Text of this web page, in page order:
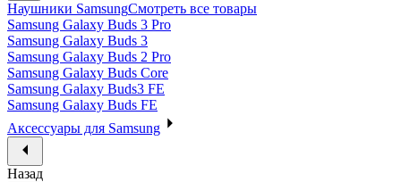
Наушники SamsungСмотреть все товары
Samsung Galaxy Buds 3 Pro
Samsung Galaxy Buds 3
Samsung Galaxy Buds 2 Pro
Samsung Galaxy Buds Core
Samsung Galaxy Buds3 FE
Samsung Galaxy Buds FE
Аксессуары для Samsung
Назад